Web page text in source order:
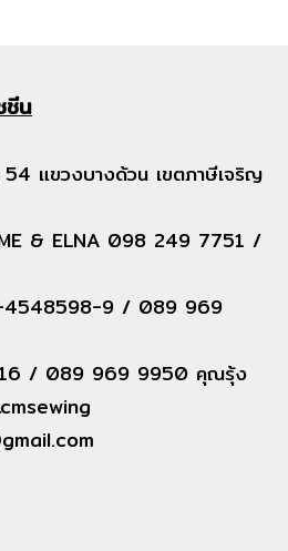
ชีน
แขวงบางด้วน เขตภาษีเจริญ
& ELNA 098 249 7751 /
4548598-9 / 089 969
/ 089 969 9950 คุณรุ้ง